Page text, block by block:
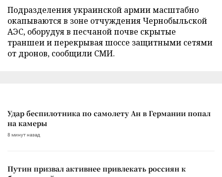
Подразделения украинской армии масштабно
окапываются в зоне отчуждения Чернобыльской
АЭС, оборудуя в песчаной почве скрытые
траншеи и перекрывая шоссе защитными сетями
от дронов, сообщили СМИ.
Удар беспилотника по самолету Ан в Германии попал
на камеры
8 минут назад
Путин призвал активнее привлекать россиян к